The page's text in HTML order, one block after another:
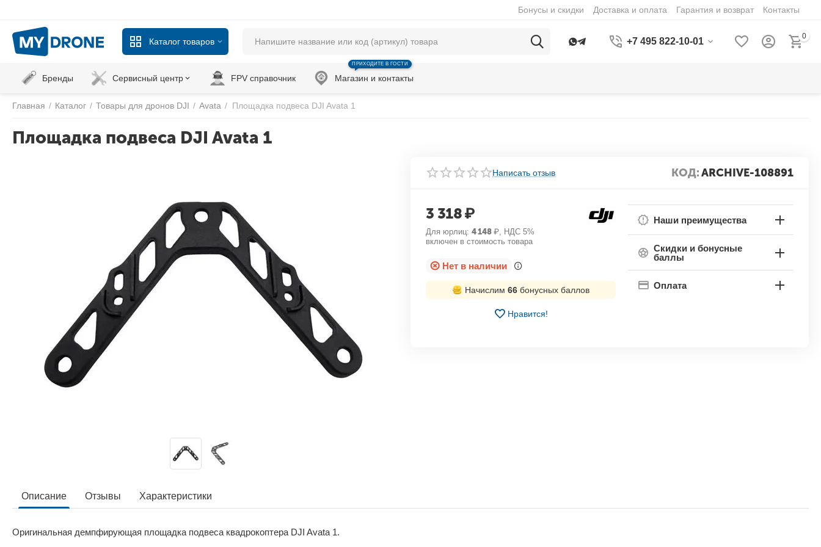
Бонусы и скидки Доставка и оплата Гарантия и возврат Контакты
Каталог товаров +7 495 822-10-01 0
Бренды Сервисный центр FPV справочник Магазин и контакты
ПРИХОДИТЕ В ГОСТИ
Главная / Каталог / Товары для дронов DJI / Avata / Площадка подвеса DJI Avata 1
Площадка подвеса DJI Avata 1
Написать отзыв КОД:ARCHIVE-108891
3 318₽
Для юрлиц: 4 148 ₽, НДС 5%
включен в стоимость товара
Нет в наличии
Начислим 66бонусных баллов
Нравится!
Наши преимущества
Скидки и бонусные
баллы
Оплата
Описание Отзывы Характеристики
Оригинальная демпфирующая площадка подвеса квадрокоптера DJI Avata 1.